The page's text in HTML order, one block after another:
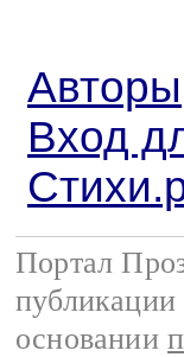
Авторы
Вход
Портал
публикации
основании